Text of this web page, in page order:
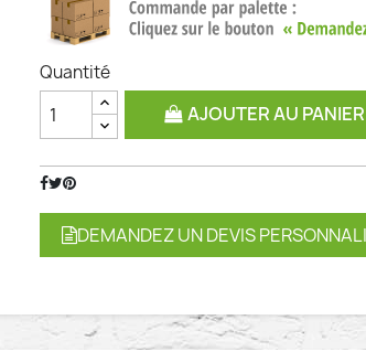
Quantité
AJOUTER AU PANIER
DEMANDEZ UN DEVIS